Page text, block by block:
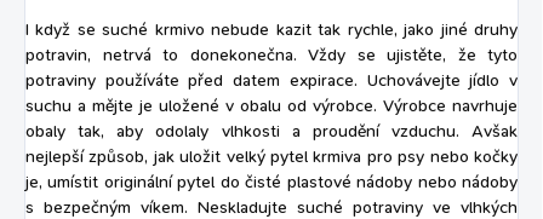
I když se suché krmivo nebude kazit tak rychle, jako jiné druhy
potravin, netrvá to donekonečna. Vždy se ujistěte, že tyto
potraviny používáte před datem expirace. Uchovávejte jídlo v
suchu a mějte je uložené v obalu od výrobce. Výrobce navrhuje
obaly tak, aby odolaly vlhkosti a proudění vzduchu. Avšak
nejlepší způsob, jak uložit velký pytel krmiva pro psy nebo kočky
je, umístit originální pytel do čisté plastové nádoby nebo nádoby
s bezpečným víkem. Neskladujte suché potraviny ve vlhkých